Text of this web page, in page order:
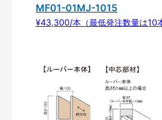
MF01-01MJ-1015
¥43,300/本（最低発注数量は10